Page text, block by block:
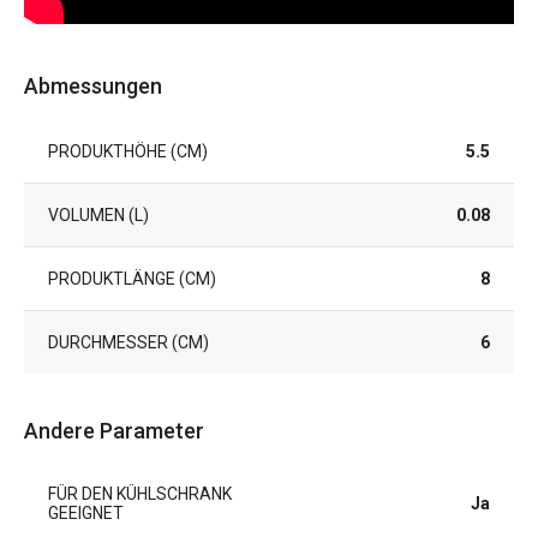
Abmessungen
PRODUKTHÖHE (CM) 5.5
VOLUMEN (L) 0.08
PRODUKTLÄNGE (CM) 8
DURCHMESSER (CM) 6
Andere Parameter
FÜR DEN KÜHLSCHRANK
GEEIGNET
Ja